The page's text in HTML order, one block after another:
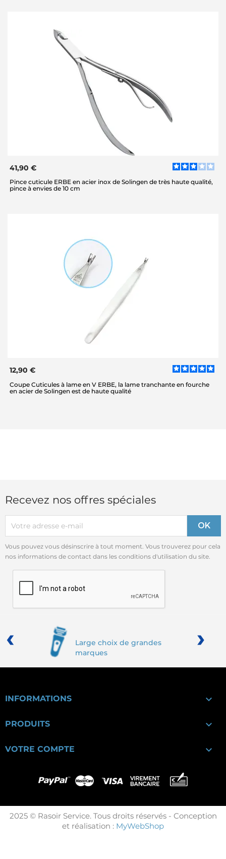
41,90 €
Pince cuticule ERBE en acier inox de Solingen de très haute qualité,
pince à envies de 10 cm
12,90 €
Coupe Cuticules à lame en V ERBE, la lame tranchante en fourche
en acier de Solingen est de haute qualité
Recevez nos offres spéciales
Vous pouvez vous désinscrire à tout moment. Vous trouverez pour cela
nos informations de contact dans les conditions d'utilisation du site.
Large choix de grandes
marques
‹ ›
INFORMATIONS 
PRODUITS 
VOTRE COMPTE 
2025 © Rasoir Service. Tous droits réservés - Conception
et réalisation : MyWebShop